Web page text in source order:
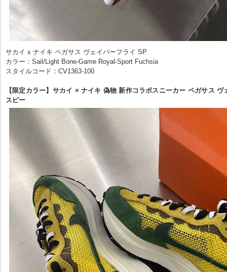
サカイ x ナイキ ペガサス ヴェイパーフライ SP
カラー：Sail/Light Bone-Game Royal-Sport Fuchsia
スタイルコード：CV1363-100
【限定カラー】サカイ × ナイキ 偽物 新作コラボスニーカー ペガサス ヴ
スピー